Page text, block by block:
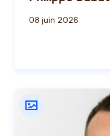
08 juin 2026